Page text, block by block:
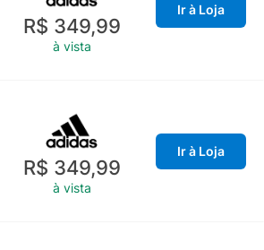
R$ 349,99
à vista
Ir à Loja
R$ 349,99
à vista
Ir à Loja